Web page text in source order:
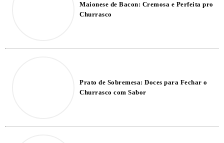
Maionese de Bacon: Cremosa e Perfeita pro
Churrasco
Prato de Sobremesa: Doces para Fechar o
Churrasco com Sabor